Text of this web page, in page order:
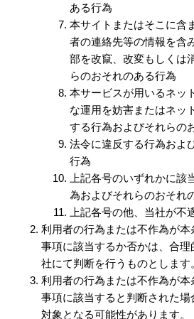
ある行為
本サイトまたはそこに含
者の連絡先等の情報を含
部を改竄、改変もしくは
らのおそれのある行為
本サービスが用いるネッ
な運用を妨害またはネッ
する行為およびそれらの
法令に違反する行為およ
行為
上記各号のいずれかに該
為およびそれらのおそれ
上記各号の他、当社が不
利用者の行為または不作為が本
事項に該当するか否かは、合理
社にて判断を行うものとします
利用者の行為または不作為が本
事項に該当すると判断された
対象となる可能性があります。